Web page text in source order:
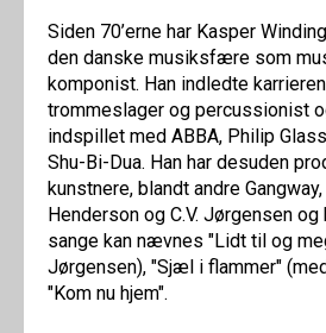
Siden 70’erne har Kasper
den danske musiksfære som
komponist. Han indledte
trommeslager og percussionist
indspillet med ABBA, Philip
Shu-Bi-Dua. Han har desuden
kunstnere, blandt andre
Henderson og C.V. Jørgensen
sange kan nævnes "Lidt til og
Jørgensen), "Sjæl i flammer"
"Kom nu hjem".